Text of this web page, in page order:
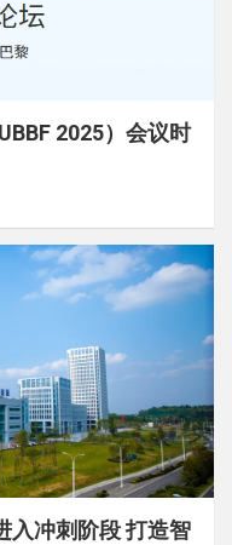
2025）会议时
入冲刺阶段 打造智